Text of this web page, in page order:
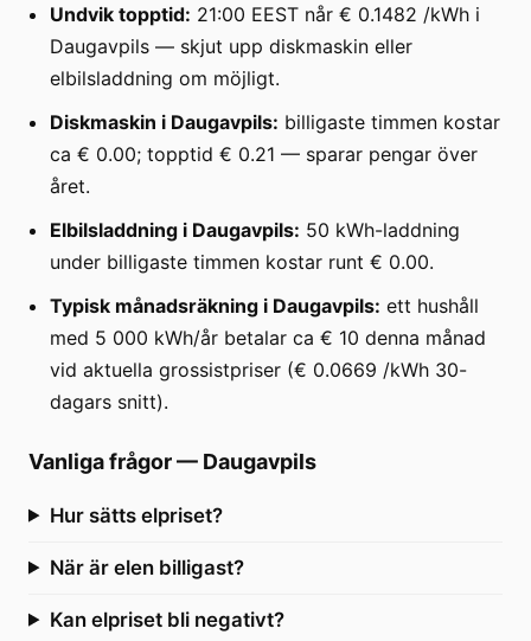
Undvik topptid: 21:00 EEST når € 0.1482 /kWh i
Daugavpils — skjut upp diskmaskin eller
elbilsladdning om möjligt.
Diskmaskin i Daugavpils: billigaste timmen kostar
ca € 0.00; topptid € 0.21 — sparar pengar över
året.
Elbilsladdning i Daugavpils: 50 kWh-laddning
under billigaste timmen kostar runt € 0.00.
Typisk månadsräkning i Daugavpils: ett hushåll
med 5 000 kWh/år betalar ca € 10 denna månad
vid aktuella grossistpriser (€ 0.0669 /kWh 30-
dagars snitt).
Vanliga frågor— Daugavpils
Hur sätts elpriset?
När är elen billigast?
Kan elpriset bli negativt?